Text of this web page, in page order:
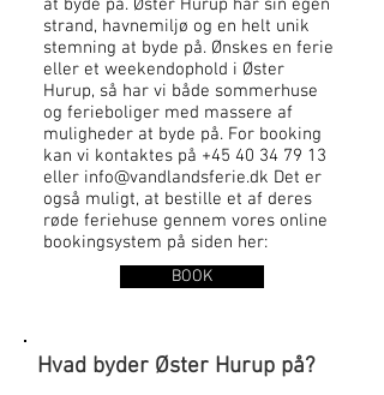
at byde på. Øster Hurup har sin egen
strand, havnemiljø og en helt unik
stemning at byde på. Ønskes en ferie
eller et weekendophold i Øster
Hurup, så har vi både sommerhuse
og ferieboliger med massere af
muligheder at byde på. For booking
kan vi kontaktes på +45 40 34 79 13
eller info@vandlandsferie.dk Det er
også muligt, at bestille et af deres
røde feriehuse gennem vores online
bookingsystem på siden her:
BOOK
Hvad byder Øster Hurup på?